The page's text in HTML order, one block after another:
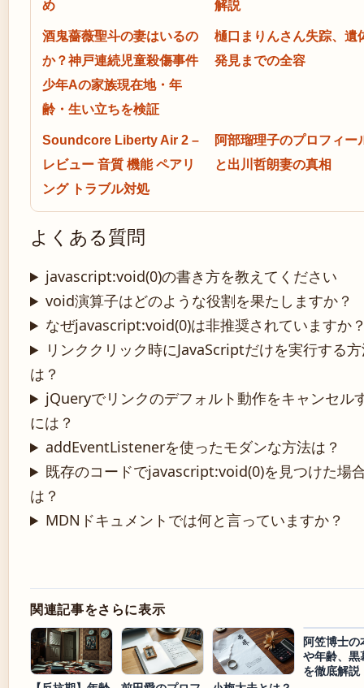
め
解説
酒鬼薔薇聖斗の妻はいるの
か？神戸連続児童殺傷事件
少年Aの家族現在地・年
齢・生い立ちを検証
樋口まりんさん失踪、遺
発見までの全容
Soundcore Liberty Air 2 –
レビュー 音質 機能 ペアリ
ング トラブル対処
阿部瑠理子のプロフィー
と出川哲朗妻の真相
よくある質問
javascript:void(0)の書き方を教えてください
void演算子はどのような役割を果たしますか？
なぜjavascript:void(0)は非推奨されていますか
リンククリック時にJavaScriptだけを実行する
は？
jQueryでリンクのデフォルト動作をキャンセル
には？
addEventListenerを使ったモダンな方法は？
既存のコードでjavascript:void(0)を見つけた場
は？
MDNドキュメントでは何と言っていますか？
関連記事をさらに表示
阿笠博士の
や年齢、黒
を徹底解説